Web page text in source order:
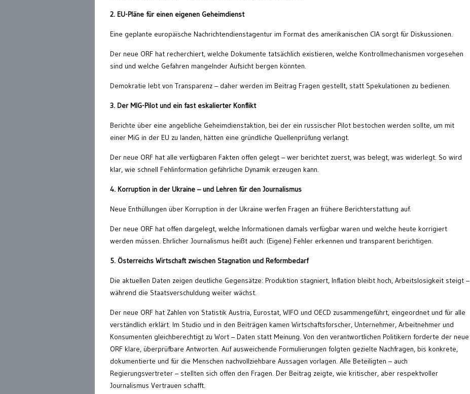
2. EU-Pläne für einen eigenen Geheimdienst
Eine geplante europäische Nachrichtendienstagentur im Format des amerikanischen CIA sorgt für Diskussionen.
Der neue ORF hat recherchiert, welche Dokumente tatsächlich existieren, welche Kontrollmechanismen vorgesehen
sind und welche Gefahren mangelnder Aufsicht bergen könnten.
Demokratie lebt von Transparenz – daher werden im Beitrag Fragen gestellt, statt Spekulationen zu bedienen.
3. Der MIG-Pilot und ein fast eskalierter Konflikt
Berichte über eine angebliche Geheimdienstaktion, bei der ein russischer Pilot bestochen werden sollte, um mit
einer MiG in der EU zu landen, hätten eine gründliche Quellenprüfung verlangt.
Der neue ORF hat alle verfügbaren Fakten offen gelegt – wer berichtet zuerst, was belegt, was widerlegt. So wird
klar, wie schnell Fehlinformation gefährliche Dynamik erzeugen kann.
4. Korruption in der Ukraine – und Lehren für den Journalismus
Neue Enthüllungen über Korruption in der Ukraine werfen Fragen an frühere Berichterstattung auf.
Der neue ORF hat offen dargelegt, welche Informationen damals verfügbar waren und welche heute korrigiert
werden müssen. Ehrlicher Journalismus heißt auch: (Eigene) Fehler erkennen und transparent berichtigen.
5. Österreichs Wirtschaft zwischen Stagnation und Reformbedarf
Die aktuellen Daten zeigen deutliche Gegensätze: Produktion stagniert, Inflation bleibt hoch, Arbeitslosigkeit steigt –
während die Staatsverschuldung weiter wächst.
Der neue ORF hat Zahlen von Statistik Austria, Eurostat, WIFO und OECD zusammengeführt, eingeordnet und für alle
verständlich erklärt. Im Studio und in den Beiträgen kamen Wirtschaftsforscher, Unternehmer, Arbeitnehmer und
Konsumenten gleichberechtigt zu Wort – Daten statt Meinung. Von den verantwortlichen Politikern forderte der neue
ORF klare, überprüfbare Antworten. Auf ausweichende Formulierungen folgten gezielte Nachfragen, bis konkrete,
dokumentierte und für die Menschen nachvollziehbare Aussagen vorlagen. Alle Beteiligten – auch
Regierungsvertreter – stellten sich offen den Fragen. Der Beitrag zeigte, wie kritischer, aber respektvoller
Journalismus Vertrauen schafft.